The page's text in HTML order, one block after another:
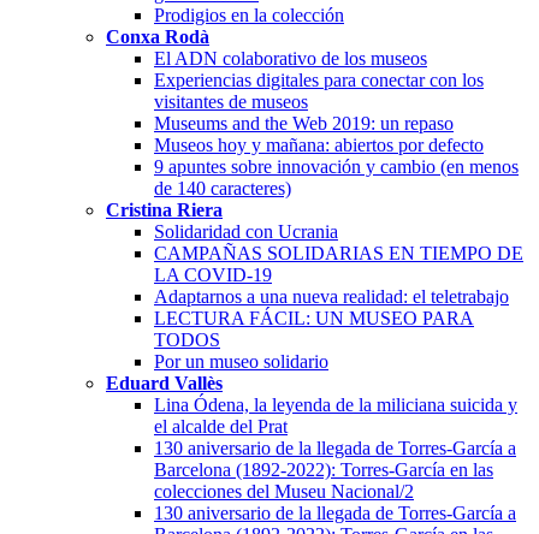
Prodigios en la colección
Conxa Rodà
El ADN colaborativo de los museos
Experiencias digitales para conectar con los
visitantes de museos
Museums and the Web 2019: un repaso
Museos hoy y mañana: abiertos por defecto
9 apuntes sobre innovación y cambio (en menos
de 140 caracteres)
Cristina Riera
Solidaridad con Ucrania
CAMPAÑAS SOLIDARIAS EN TIEMPO DE
LA COVID-19
Adaptarnos a una nueva realidad: el teletrabajo
LECTURA FÁCIL: UN MUSEO PARA
TODOS
Por un museo solidario
Eduard Vallès
Lina Ódena, la leyenda de la miliciana suicida y
el alcalde del Prat
130 aniversario de la llegada de Torres-García a
Barcelona (1892-2022): Torres-García en las
colecciones del Museu Nacional/2
130 aniversario de la llegada de Torres-García a